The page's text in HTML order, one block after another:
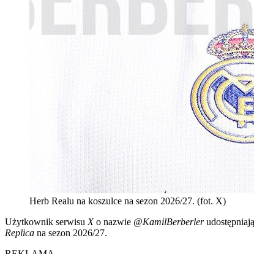
Herb Realu na koszulce na sezon 2026/27. (fot. X)
Użytkownik serwisu Xo nazwie @KamilBerberler
Replica na sezon 2026/27.